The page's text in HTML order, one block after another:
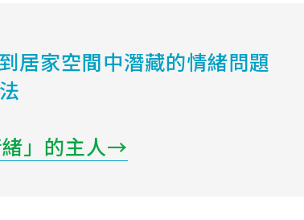
居家空間中潛藏的情緒問題
緒」的主人→